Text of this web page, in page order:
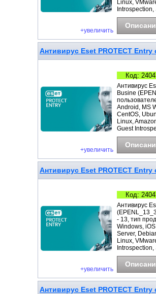
+увеличить
Linux,
Антивирус Eset PROTECT
+увеличить
Код:
Антивирус
Busine
Android, MS
CentOS,
Linux,
Guest
Антивирус Eset PROTECT
+увеличить
Код:
Антивирус
- 13, тип
Windows,
Server,
Linux,
Антивирус Eset PROTECT